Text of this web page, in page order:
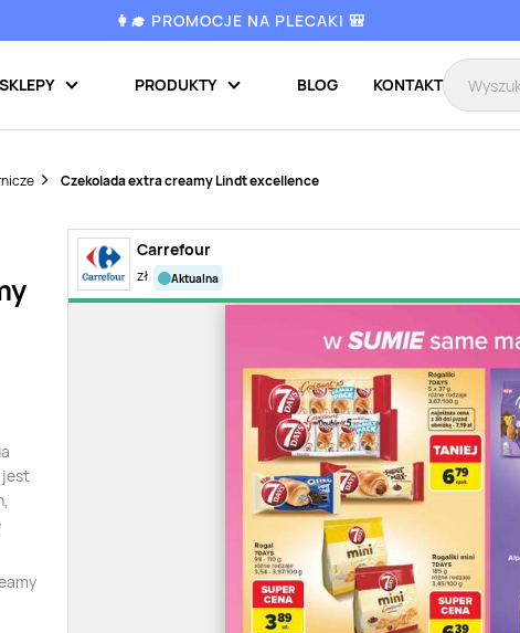
👩‍🎓 PROMOCJE NA PLECAKI 🎒
SKLEPY PRODUKTY BLOG KONTAKT
Czekolada extra creamy Lindt excellence
jest
Carrefour
zł aktualna